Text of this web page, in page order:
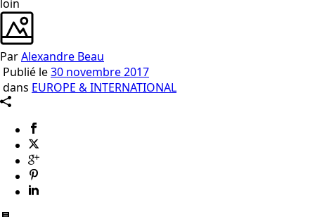
ParAlexandre Beau
Publié le30 novembre 2017
dans EUROPE & INTERNATIONAL